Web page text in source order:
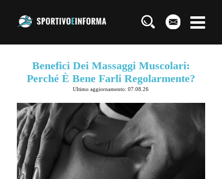
Benefici Dei Massaggi Muscolari:
Perché È Bene Farli Regolarmente?
Ultimo aggiornamento: 07.08.26